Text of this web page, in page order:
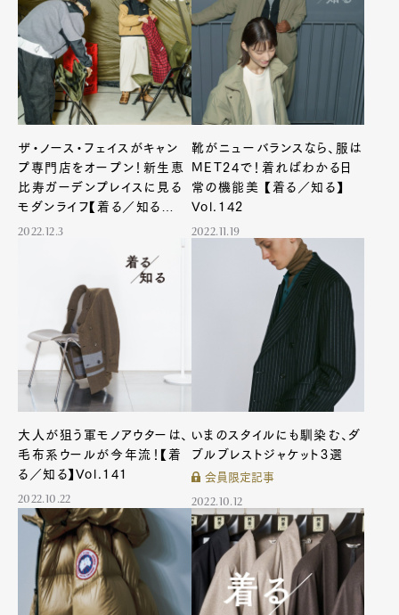
Pen Membership
Magazine
Official Columnist
About
Contact
Pen Meet
Pen international
ザ・ノース・フェイスがキャン
プ専門店をオープン！新生恵
比寿ガーデンプレイスに見る
モダンライフ【着る／知る
Vol.143】
2022.12.3
靴がニューバランスなら、服は
MET24で！着ればわかる日
常の機能美 【着る／知る】
Vol.142
2022.11.19
大人が狙う軍モノアウターは、
毛布系ウールが今年流！【着
る／知る】Vol.141
2022.10.22
いまのスタイルにも馴染む、ダ
ブルブレストジャケット3選
会員限定記事
2022.10.12